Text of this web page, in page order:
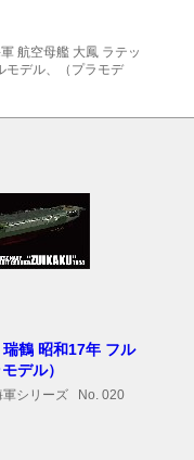
航空母艦 大鳳 ラテッ
モデル、（プラモデ
鶴 昭和17年 フル
デル）
シリーズ No. 020